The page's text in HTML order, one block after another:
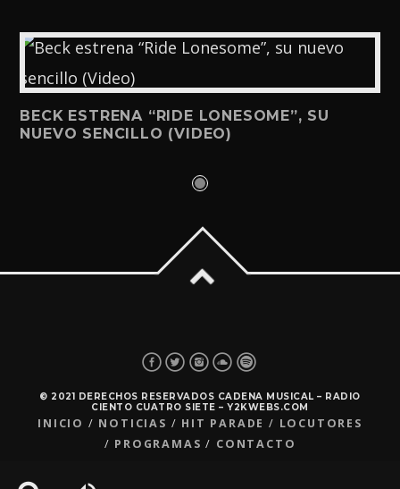
BECK ESTRENA “RIDE LONESOME”, SU
NUEVO SENCILLO (VIDEO)
© 2021 DERECHOS RESERVADOS CADENA MUSICAL – RADIO
CIENTO CUATRO SIETE – Y2KWEBS.COM
INICIO NOTICIAS HIT PARADE
LOCUTORES
PROGRAMAS
CONTACTO